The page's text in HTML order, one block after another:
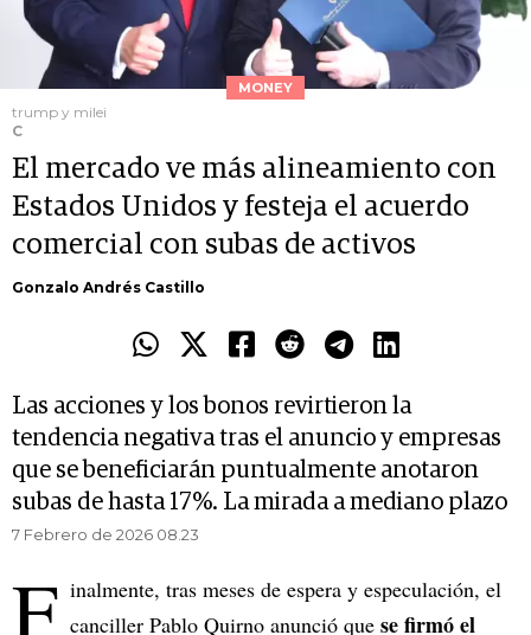
MONEY
trump y milei
C
El mercado ve más alineamiento con
Estados Unidos y festeja el acuerdo
comercial con subas de activos
Gonzalo Andrés Castillo
Las acciones y los bonos revirtieron la
tendencia negativa tras el anuncio y empresas
que se beneficiarán puntualmente anotaron
subas de hasta 17%. La mirada a mediano plazo
7 Febrero de 2026 08.23
F inalmente, tras meses de espera y especulación, el
canciller Pablo Quirno anunció que se firmó el